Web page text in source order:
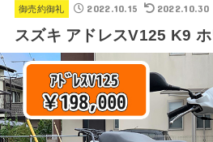
御売約御礼 2022.10.15 2022.10.30
スズキ アドレスV125 K9 ホ